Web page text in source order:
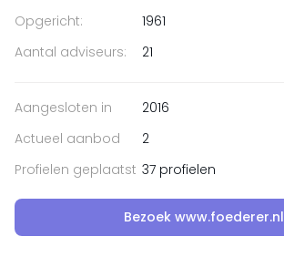
Opgericht:
1961
Aantal adviseurs:
21
Aangesloten in
2016
Actueel aanbod
2
Profielen geplaatst 37 profielen
Bezoek www.foederer.nl